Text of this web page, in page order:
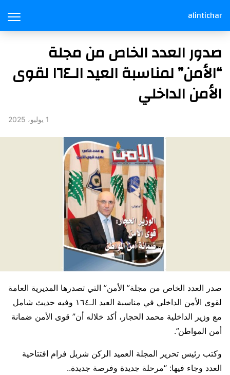
alintichar
صدور العدد الخاص من مجلة
“الأمن” لمناسبة العيد الـ١٦٤ لقوى
الأمن الداخلي
1 يوليو، 2025
صدر العدد الخاص من مجلة” الأمن” التي تصدرها المديرية العامة
لقوى الأمن الداخلي في مناسبة العيد الـ١٦٤ وفيه حديث شامل
مع وزير الداخلية محمد الحجار، أكد خلاله أن” قوى الأمن ضمانة
أمن المواطن”.
وكتب رئيس تحرير المجلة العميد الركن شربل فرام افتتاحية
العدد وجاء فيها: “مرحلة جديدة وفرصة جديدة..